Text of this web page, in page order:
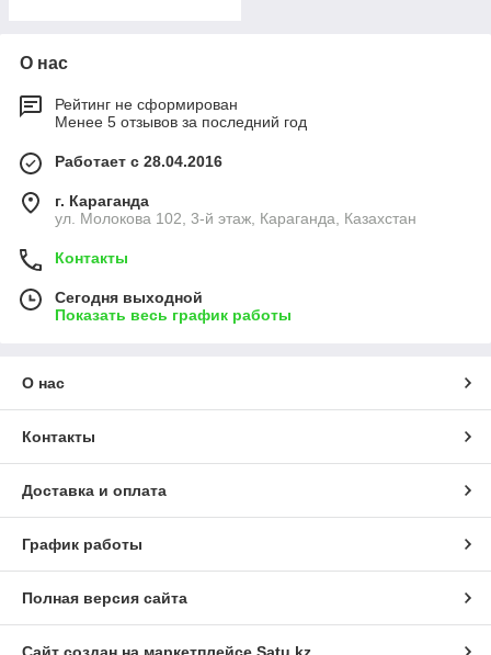
О нас
Рейтинг не сформирован
Менее 5 отзывов за последний год
Работает с 28.04.2016
г. Караганда
ул. Молокова 102, 3-й этаж, Караганда, Казахстан
Контакты
Сегодня выходной
Показать весь график работы
О нас
Контакты
Доставка и оплата
График работы
Полная версия сайта